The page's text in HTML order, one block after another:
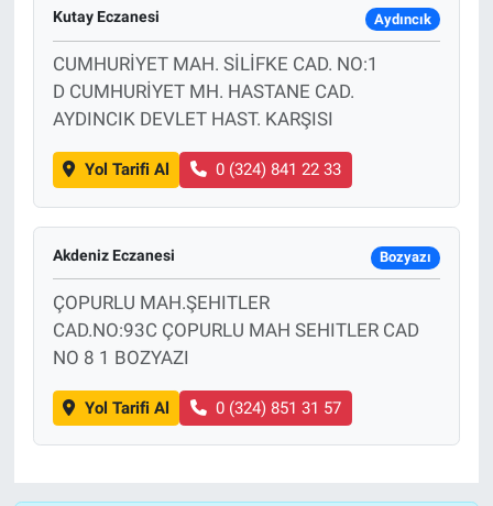
Kutay Eczanesi Aydıncık
CUMHURİYET MAH. SİLİFKE CAD. NO:1
D CUMHURİYET MH. HASTANE CAD.
AYDINCIK DEVLET HAST. KARŞISI
Yol Tarifi Al 0 (324) 841 22 33
Akdeniz Eczanesi Bozyazı
ÇOPURLU MAH.ŞEHITLER
CAD.NO:93C ÇOPURLU MAH SEHITLER CAD
NO 8 1 BOZYAZI
Yol Tarifi Al 0 (324) 851 31 57